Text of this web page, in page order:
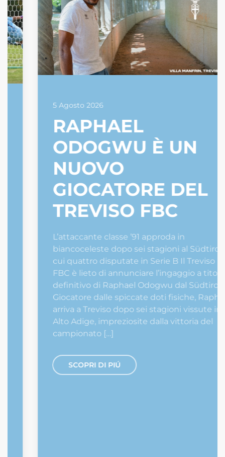
5 Agosto 2026
RAPHAEL
ODOGWU È UN
NUOVO
GIOCATORE DEL
TREVISO FBC
L’attaccante classe ’91 approda in
biancoceleste dopo sei stagioni al Südtirol, di
cui quattro disputate in Serie B Il Treviso
FBC è lieto di annunciare l’ingaggio a titolo
definitivo di Raphael Odogwu dal Südtirol.
Giocatore dalle spiccate doti fisiche, Raphael
arriva a Treviso dopo sei stagioni vissute in
Alto Adige, impreziosite dalla vittoria del
campionato […]
SCOPRI DI PIÚ